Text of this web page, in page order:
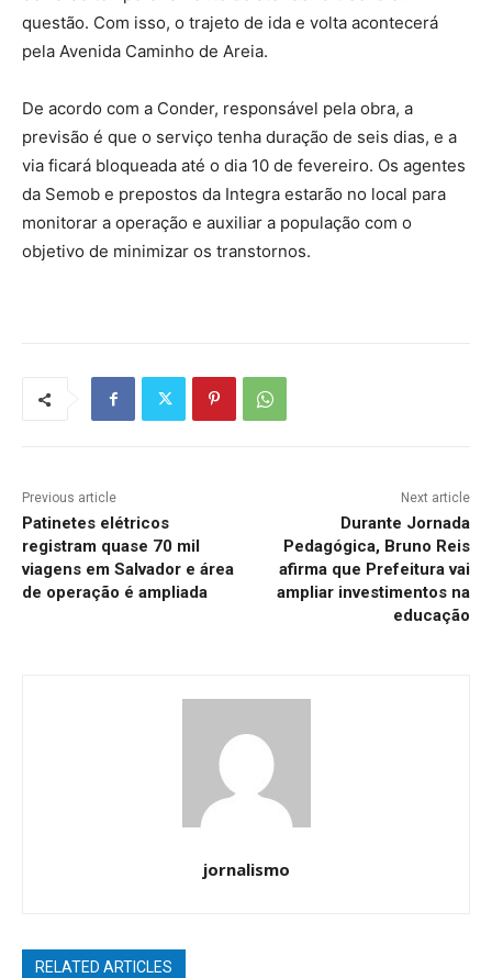
questão. Com isso, o trajeto de ida e volta acontecerá
pela Avenida Caminho de Areia.
De acordo com a Conder, responsável pela obra, a
previsão é que o serviço tenha duração de seis dias, e a
via ficará bloqueada até o dia 10 de fevereiro. Os agentes
da Semob e prepostos da Integra estarão no local para
monitorar a operação e auxiliar a população com o
objetivo de minimizar os transtornos.
Previous article
Patinetes elétricos
registram quase 70 mil
viagens em Salvador e área
de operação é ampliada
Next article
Durante Jornada
Pedagógica, Bruno Reis
afirma que Prefeitura vai
ampliar investimentos na
educação
jornalismo
RELATED ARTICLES